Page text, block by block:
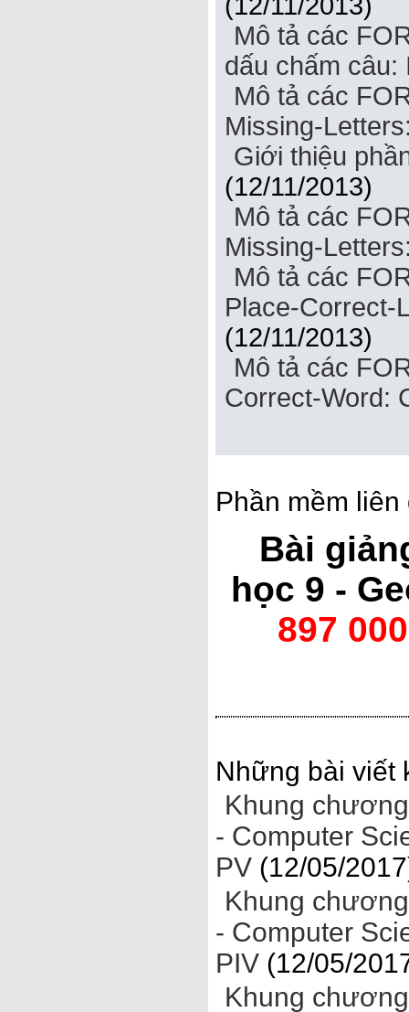
Mô tả các
dấu chấm câu:
Mô tả các
Missing-
Giới thiệu
(12/11/2013)
Mô tả các
Missing-
Mô tả các
Place-Correct-
(12/11/2013)
Mô tả các
Correct-Word:
Phần mềm liên
Bài
học 9 -
897
Những bài viết
Khung
- Computer
PV (12/05/
Khung
- Computer
PIV (12/05/
Khung